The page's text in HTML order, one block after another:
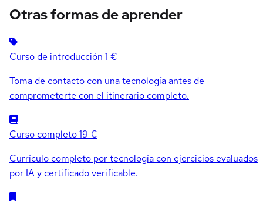
Otras formas de aprender
Curso de introducción 1 €
Toma de contacto con una tecnología antes de
comprometerte con el itinerario completo.
Curso completo19 €
Currículo completo por tecnología con ejercicios evaluados
por IA y certificado verificable.